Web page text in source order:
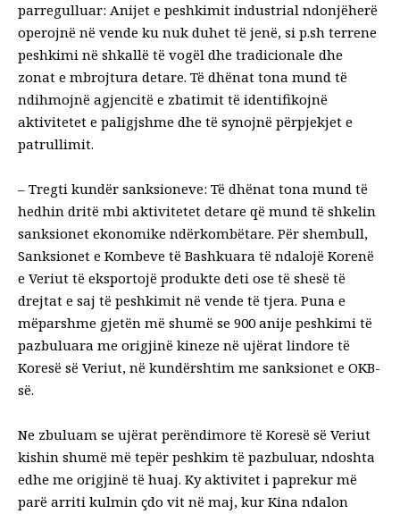
parregulluar: Anijet e peshkimit industrial ndonjëherë
operojnë në vende ku nuk duhet të jenë, si p.sh terrene
peshkimi në shkallë të vogël dhe tradicionale dhe
zonat e mbrojtura detare. Të dhënat tona mund të
ndihmojnë agjencitë e zbatimit të identifikojnë
aktivitetet e paligjshme dhe të synojnë përpjekjet e
patrullimit.
– Tregti kundër sanksioneve: Të dhënat tona mund të
hedhin dritë mbi aktivitetet detare që mund të shkelin
sanksionet ekonomike ndërkombëtare. Për shembull,
Sanksionet e Kombeve të Bashkuara të ndalojë Korenë
e Veriut të eksportojë produkte deti ose të shesë të
drejtat e saj të peshkimit në vende të tjera. Puna e
mëparshme gjetën më shumë se 900 anije peshkimi të
pazbuluara me origjinë kineze në ujërat lindore të
Koresë së Veriut, në kundërshtim me sanksionet e OKB-
së.
Ne zbuluam se ujërat perëndimore të Koresë së Veriut
kishin shumë më tepër peshkim të pazbuluar, ndoshta
edhe me origjinë të huaj. Ky aktivitet i paprekur më
parë arriti kulmin çdo vit në maj, kur Kina ndalon